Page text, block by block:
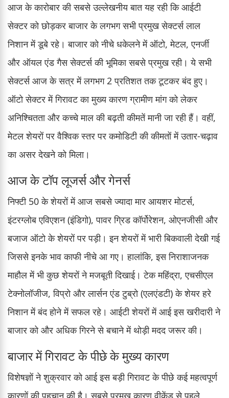
आज के कारोबार की सबसे उल्लेखनीय बात यह रही कि आईटी
सेक्टर को छोड़कर बाजार के लगभग सभी प्रमुख सेक्टर्स लाल
निशान में डूबे रहे। बाजार को नीचे धकेलने में ऑटो, मेटल, एनर्जी
और ऑयल एंड गैस सेक्टर्स की भूमिका सबसे प्रमुख रही। ये सभी
सेक्टर्स आज के सत्र में लगभग 2 प्रतिशत तक टूटकर बंद हुए।
ऑटो सेक्टर में गिरावट का मुख्य कारण ग्रामीण मांग को लेकर
अनिश्चितता और कच्चे माल की बढ़ती कीमतें मानी जा रही हैं। वहीं,
मेटल शेयरों पर वैश्विक स्तर पर कमोडिटी की कीमतों में उतार-चढ़ाव
का असर देखने को मिला।
आज के टॉप लूजर्स और गेनर्स
निफ्टी 50 के शेयरों में आज सबसे ज्यादा मार आयशर मोटर्स,
इंटरग्लोब एविएशन (इंडिगो), पावर ग्रिड कॉर्पोरेशन, ओएनजीसी और
बजाज ऑटो के शेयरों पर पड़ी। इन शेयरों में भारी बिकवाली देखी गई
जिससे इनके भाव काफी नीचे आ गए। हालांकि, इस निराशाजनक
माहौल में भी कुछ शेयरों ने मजबूती दिखाई। टेक महिंद्रा, एचसीएल
टेक्नोलॉजीज, विप्रो और लार्सन एंड टुब्रो (एलएंडटी) के शेयर हरे
निशान में बंद होने में सफल रहे। आईटी शेयरों में आई इस खरीदारी ने
बाजार को और अधिक गिरने से बचाने में थोड़ी मदद जरूर की।
बाजार में गिरावट के पीछे के मुख्य कारण
विशेषज्ञों ने शुक्रवार को आई इस बड़ी गिरावट के पीछे कई महत्वपूर्ण
कारणों की पहचान की है। सबसे प्रमुख कारण वीकेंड से पहले